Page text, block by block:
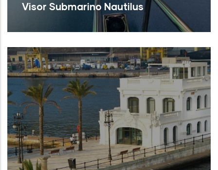
Visor Submarino Nautilus
Autoridad Portuaria de Vigo (Pontevedra)
NUEVO